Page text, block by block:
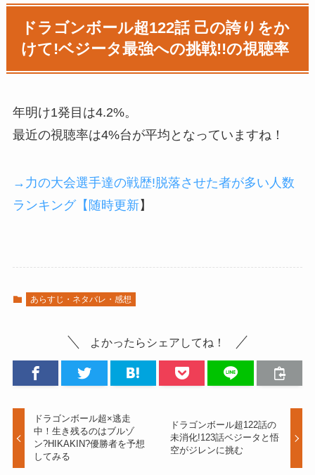
ドラゴンボール超122話 己の誇りをか
けて!ベジータ最強への挑戦!!の視聴率
年明け1発目は4.2%。
最近の視聴率は4%台が平均となっていますね！
→力の大会選手達の戦歴!脱落させた者が多い人数
ランキング【随時更新】
あらすじ・ネタバレ・感想
よかったらシェアしてね！
ドラゴンボール超×逃走
中！生き残るのはブルゾ
ン?HIKAKIN?優勝者を予想
してみる
ドラゴンボール超122話の
未消化!123話ベジータと悟
空がジレンに挑む